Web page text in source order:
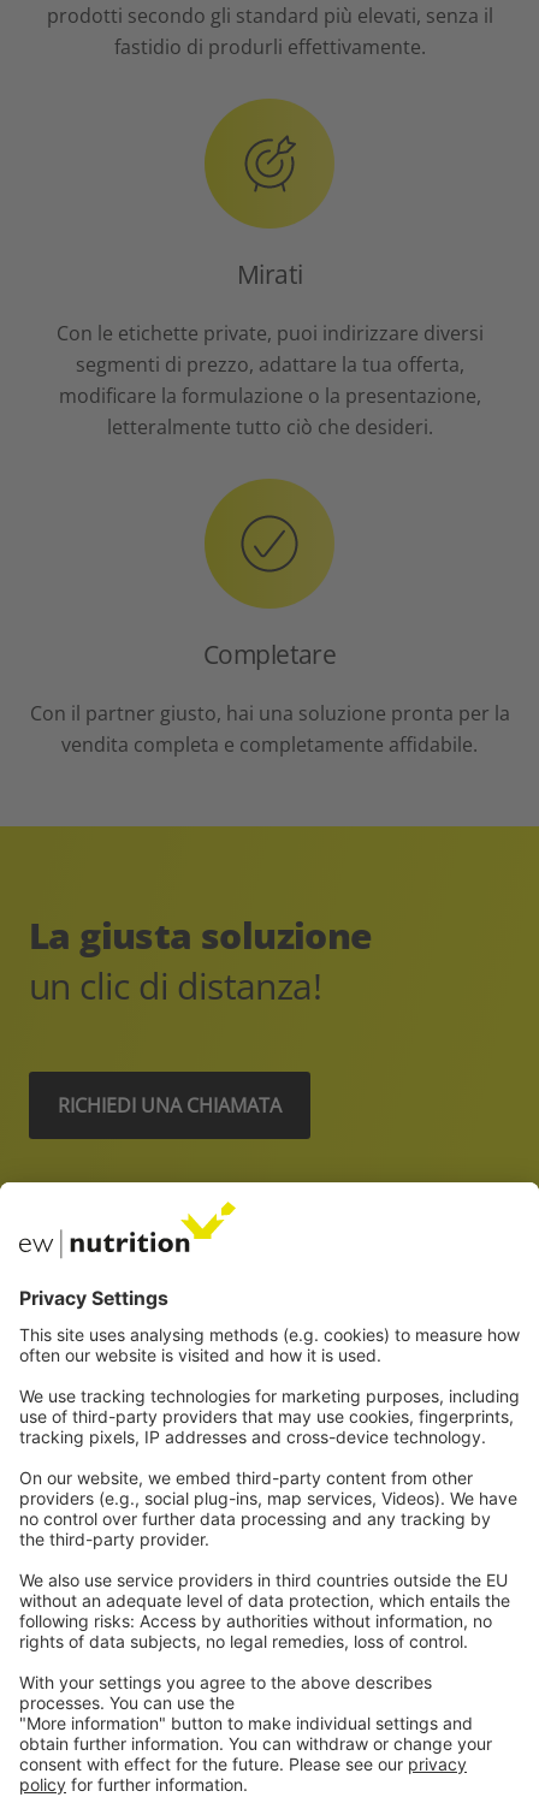
prodotti secondo gli standard più elevati, senza il
fastidio di produrli effettivamente.
Mirati
Con le etichette private, puoi indirizzare diversi
segmenti di prezzo, adattare la tua offerta,
modificare la formulazione o la presentazione,
letteralmente tutto ciò che desideri.
Completare
Con il partner giusto, hai una soluzione pronta per la
vendita completa e completamente affidabile.
La giusta soluzione
un clic di distanza!
RICHIEDI UNA CHIAMATA
EW Biotech
Comunicazioni
Imprint
Politica sulla riservatezza
GTC
Contattaci